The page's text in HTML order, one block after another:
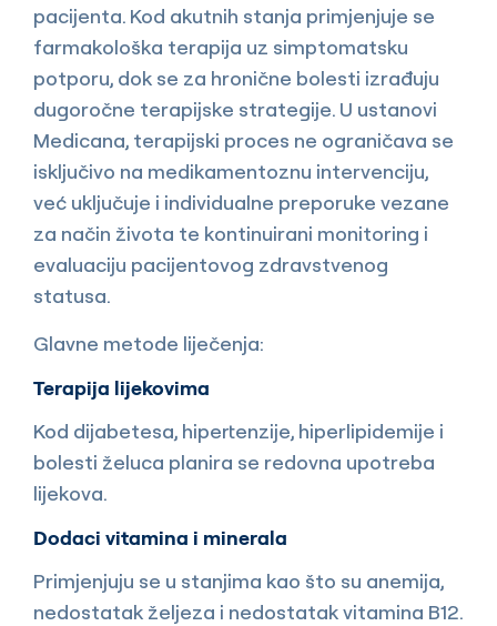
pacijenta. Kod akutnih stanja primjenjuje se
farmakološka terapija uz simptomatsku
potporu, dok se za hronične bolesti izrađuju
dugoročne terapijske strategije. U ustanovi
Medicana, terapijski proces ne ograničava se
isključivo na medikamentoznu intervenciju,
već uključuje i individualne preporuke vezane
za način života te kontinuirani monitoring i
evaluaciju pacijentovog zdravstvenog
statusa.
Glavne metode liječenja:
Terapija lijekovima
Kod dijabetesa, hipertenzije, hiperlipidemije i
bolesti želuca planira se redovna upotreba
lijekova.
Dodaci vitamina i minerala
Primjenjuju se u stanjima kao što su anemija,
nedostatak željeza i nedostatak vitamina B12.